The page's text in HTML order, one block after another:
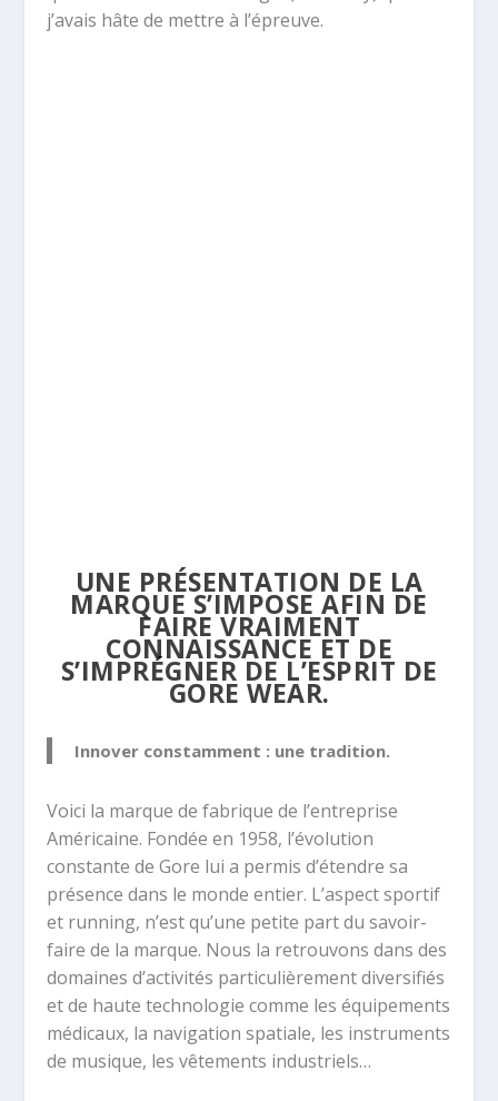
j’avais hâte de mettre à l’épreuve.
UNE PRÉSENTATION DE LA
MARQUE S’IMPOSE AFIN DE
FAIRE VRAIMENT
CONNAISSANCE ET DE
S’IMPRÉGNER DE L’ESPRIT DE
GORE WEAR.
Innover constamment : une tradition.
Voici la marque de fabrique de l’entreprise
Américaine. Fondée en 1958, l’évolution
constante de Gore lui a permis d’étendre sa
présence dans le monde entier. L’aspect sportif
et running, n’est qu’une petite part du savoir-
faire de la marque. Nous la retrouvons dans des
domaines d’activités particulièrement diversifiés
et de haute technologie comme les équipements
médicaux, la navigation spatiale, les instruments
de musique, les vêtements industriels…